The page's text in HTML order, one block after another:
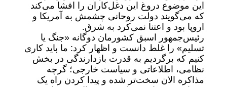
این موضوع دروغ این دغل‌کاران را افشا می‌کند
که می‌گویند دولت روحانی چشمش به آمریکا و
اروپا بود و اعتنا نمی‌کرد به شرق.
رئیس‌جمهور اسبق کشورمان دوگانه «جنگ یا
تسلیم» را غلط دانست و اظهار کرد: ما باید کاری
کنیم که برگردیم به قدرت بازدارندگی در بخش
نظامی، اطلاعاتی و سیاست خارجی؛ گرچه
مذاکره الان سخت‌تر شده و پیدا کردن راه یک